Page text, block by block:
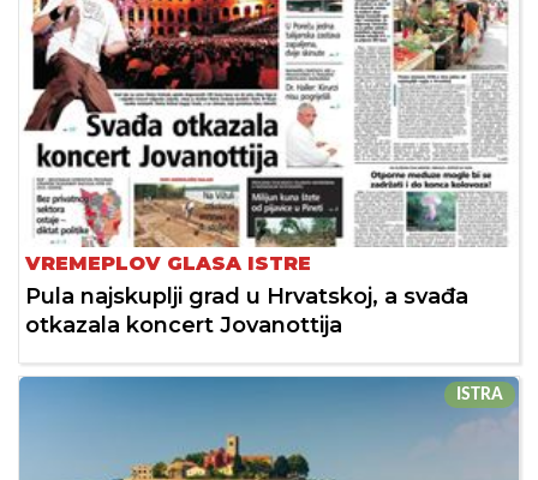
VREMEPLOV GLASA ISTRE
Pula najskuplji grad u Hrvatskoj, a svađa
otkazala koncert Jovanottija
ISTRA